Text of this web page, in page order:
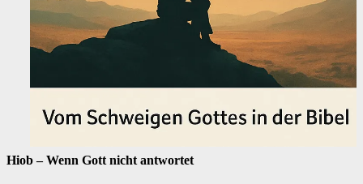
Hiob – Wenn Gott nicht antwortet